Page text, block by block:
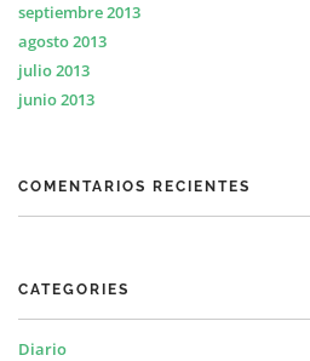
septiembre 2013
agosto 2013
julio 2013
junio 2013
COMENTARIOS RECIENTES
CATEGORIES
Diario